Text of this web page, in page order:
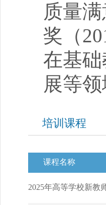
质量
奖（
在基
展等领
培训课程
课程名称
2025年高等学校新教